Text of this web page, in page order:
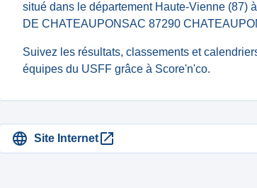
situé dans le département Haute-Vienne (87)
DE CHATEAUPONSAC 87290
Suivez les résultats, classements et
équipes du USFF grâce à Score'n'co.
Site Internet